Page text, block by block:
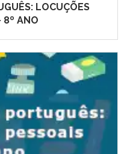
LOCUÇÕES
8º ANO